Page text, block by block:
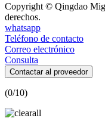
Copyright © Qingdao
derechos.
whatsapp
Teléfono de contacto
Correo electrónico
Consulta
Contactar al proveedor
(0/10)